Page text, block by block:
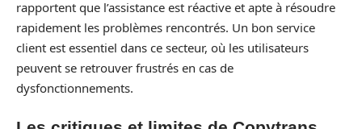
rapportent que l’assistance est réactive et apte à résoudre
rapidement les problèmes rencontrés. Un bon service
client est essentiel dans ce secteur, où les utilisateurs
peuvent se retrouver frustrés en cas de
dysfonctionnements.